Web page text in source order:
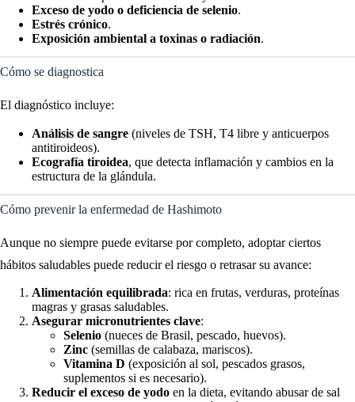
Exceso de yodo o deficiencia de selenio.
Estrés crónico.
Exposición ambiental a toxinas o radiación.
Cómo se diagnostica
El diagnóstico incluye:
Análisis de sangre (niveles de TSH, T4 libre y anticuerpos
antitiroideos).
Ecografía tiroidea, que detecta inflamación y cambios en la
estructura de la glándula.
Cómo prevenir la enfermedad de Hashimoto
Aunque no siempre puede evitarse por completo, adoptar ciertos
hábitos saludables puede reducir el riesgo o retrasar su avance:
Alimentación equilibrada: rica en frutas, verduras, proteínas
magras y grasas saludables.
Asegurar micronutrientes clave:
Selenio (nueces de Brasil, pescado, huevos).
Zinc (semillas de calabaza, mariscos).
Vitamina D (exposición al sol, pescados grasos,
suplementos si es necesario).
Reducir el exceso de yodo en la dieta, evitando abusar de sal